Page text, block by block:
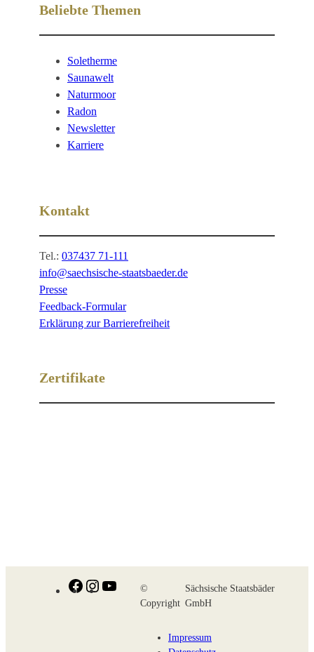
Beliebte Themen
Soletherme
Saunawelt
Naturmoor
Radon
Newsletter
Karriere
Kontakt
Tel.: 037437 71-111
info@saechsische-staatsbaeder.de
Presse
Feedback-Formular
Erklärung zur Barrierefreiheit
Zertifikate
FacebookInstagram
YouTube
©
Copyright
Sächsische Staatsbäder
GmbH
Impressum